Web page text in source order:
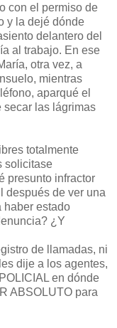
con el permiso de
y la dejé dónde
delantero del
al trabajo. En ese
otra vez, a
mientras
aparqué el
secar las lágrimas
totalmente
solicitase
presunto infractor
después de ver una
haber estado
¿Y
de llamadas, ni
dije a los agentes,
en dónde
ABSOLUTO para